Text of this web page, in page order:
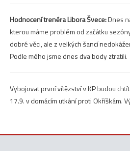
Hodnocení trenéra Libora Švece:Dnes
kterou máme problém od začátku
dobré věci, ale z velkých šancí
Podle mého jsme dnes dva body ztratili.
Vybojovat první vítězství v KP budou
17.9. v domácím utkání proti Okříškám.